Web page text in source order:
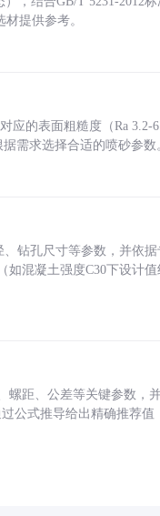
提供参考。
应的表面粗糙度（Ra 3.2-
需求选择合适的喷砂参数
钻孔尺寸等参数，并依
如混凝土强度C30下设计
螺距、公差等关键参数，
公式推导给出精确推荐